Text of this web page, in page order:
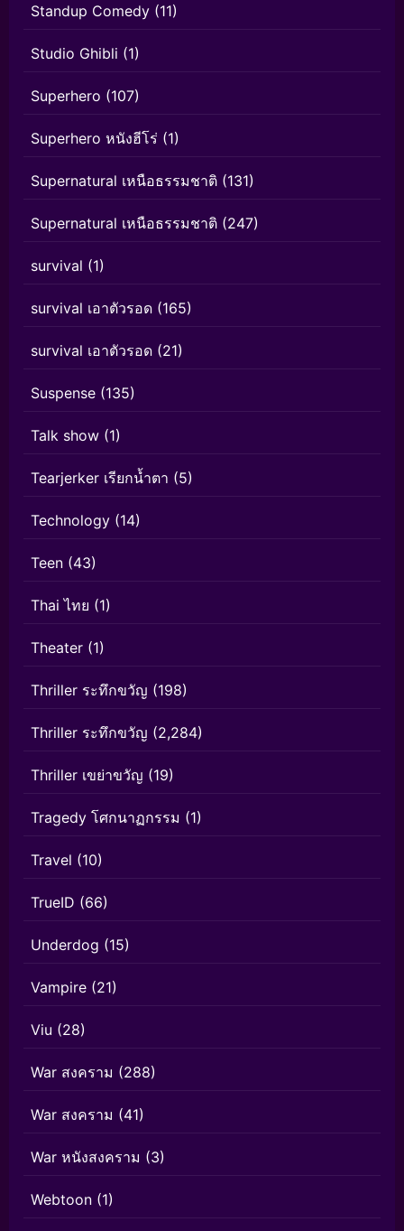
Standup Comedy (11)
Studio Ghibli (1)
Superhero (107)
Superhero หนังฮีโร่ (1)
Supernatural เหนือธรรมชาติ (131)
Supernatural เหนือธรรมชาติ (247)
survival (1)
survival เอาตัวรอด (165)
survival เอาตัวรอด (21)
Suspense (135)
Talk show (1)
Tearjerker เรียกน้ำตา (5)
Technology (14)
Teen (43)
Thai ไทย (1)
Theater (1)
Thriller ระทึกขวัญ (198)
Thriller ระทึกขวัญ (2,284)
Thriller เขย่าขวัญ (19)
Tragedy โศกนาฏกรรม (1)
Travel (10)
TrueID (66)
Underdog (15)
Vampire (21)
Viu (28)
War สงคราม (288)
War สงคราม (41)
War หนังสงคราม (3)
Webtoon (1)